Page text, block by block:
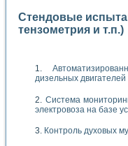
Стендовые
тензометрия и т.п.)
дизельных
Система
электровоза на базе
Контроль духовых